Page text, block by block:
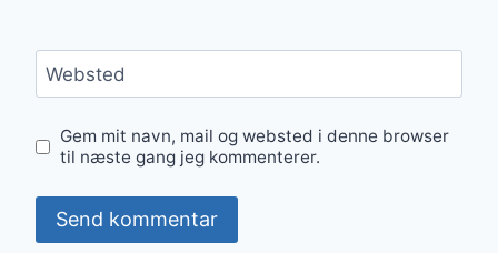
Websted
Gem mit navn, mail og websted i denne browser
til næste gang jeg kommenterer.